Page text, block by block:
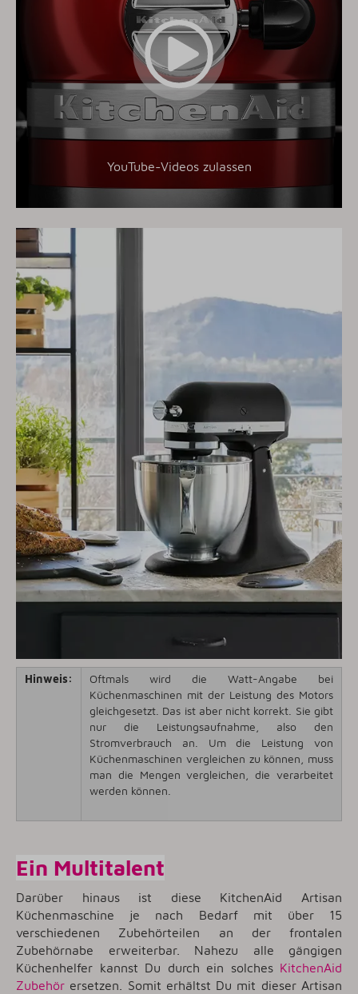
YouTube-Videos zulassen
Hinweis:
Oftmals wird die Watt-Angabe bei
Küchenmaschinen mit der Leistung des Motors
gleichgesetzt. Das ist aber nicht korrekt. Sie gibt
nur die Leistungsaufnahme, also den
Stromverbrauch an. Um die Leistung von
Küchenmaschinen vergleichen zu können, muss
man die Mengen vergleichen, die verarbeitet
werden können.
Ein Multitalent
Darüber hinaus ist diese KitchenAid Artisan
Küchenmaschine je nach Bedarf mit über 15
verschiedenen Zubehörteilen an der frontalen
Zubehörnabe erweiterbar. Nahezu alle gängigen
Küchenhelfer kannst Du durch ein solches KitchenAid
Zubehör ersetzen. Somit erhältst Du mit dieser Artisan